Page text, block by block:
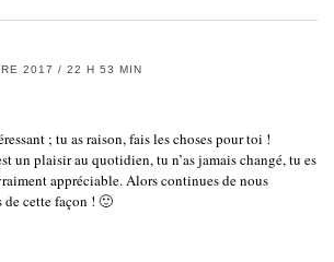
2017 / 22 H 53 MIN
; tu as raison, fais les choses pour toi !
un plaisir au quotidien, tu n’as jamais changé, tu es
appréciable. Alors continues de nous
de cette façon ! 🙂